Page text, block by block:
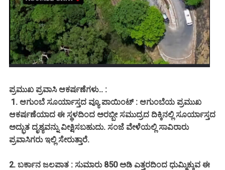
ಪ್ರಮುಖ ಪ್ರವಾಸಿ ಆಕರ್ಷಣೆಗಳು.. :
1. ಆಗುಂಬೆ ಸೂರ್ಯಾಸ್ತದ ವ್ಯೂ ಪಾಯಿಂಟ್ : ಆಗುಂಬೆಯ ಪ್ರಮುಖ
ಆಕರ್ಷಣೆಯಾದ ಈ ಸ್ಥಳದಿಂದ ಅರಬ್ಬೀ ಸಮುದ್ರದ ದಿಕ್ಕಿನಲ್ಲಿ ಸೂರ್ಯಾಸ್ತದ
ಅದ್ಭುತ ದೃಶ್ಯವನ್ನು ವೀಕ್ಷಿಸಬಹುದು. ಸಂಜೆ ವೇಳೆಯಲ್ಲಿ ಸಾವಿರಾರು
ಪ್ರವಾಸಿಗರು ಇಲ್ಲಿ ಸೇರುತ್ತಾರೆ.
2. ಬರ್ಕಾನ ಜಲಪಾತ : ಸುಮಾರು 850 ಅಡಿ ಎತ್ತರದಿಂದ ಧುಮ್ಮಿಕ್ಕುವ ಈ